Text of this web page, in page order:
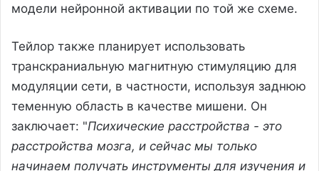
модели нейронной активации по той же схеме.
Тейлор также планирует использовать
транскраниальную магнитную стимуляцию для
модуляции сети, в частности, используя заднюю
теменную область в качестве мишени. Он
заключает: "Психические расстройства - это
расстройства мозга, и сейчас мы только
начинаем получать инструменты для изучения и